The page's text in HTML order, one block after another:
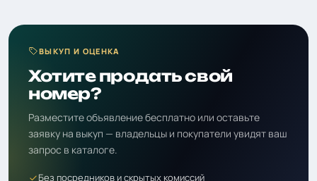
ВЫКУП И ОЦЕНКА
Хотите продать свой
номер?
Разместите объявление бесплатно или оставьте
заявку на выкуп — владельцы и покупатели увидят ваш
запрос в каталоге.
Без посредников и скрытых комиссий